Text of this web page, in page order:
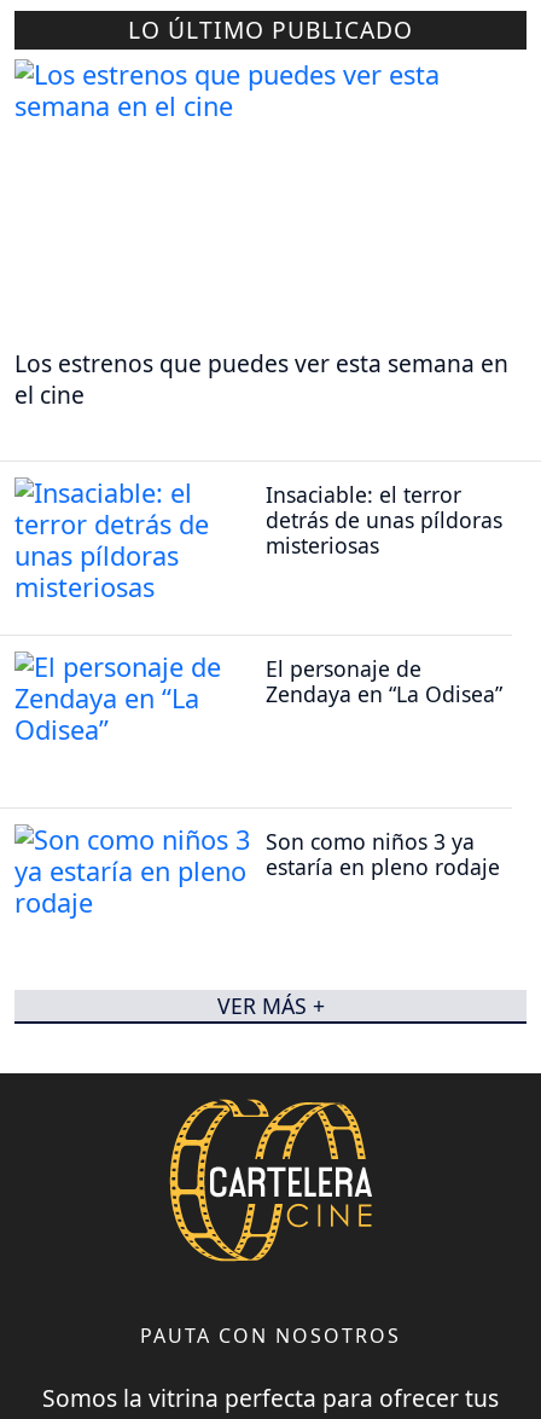
LO ÚLTIMO PUBLICADO
Los estrenos que puedes ver esta semana en
el cine
Insaciable: el terror
detrás de unas píldoras
misteriosas
El personaje de
Zendaya en “La Odisea”
Son como niños 3 ya
estaría en pleno rodaje
VER MÁS +
PAUTA CON NOSOTROS
Somos la vitrina perfecta para ofrecer tus